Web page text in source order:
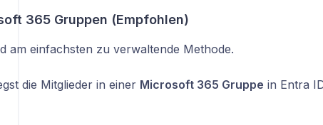
365 Gruppen (Empfohlen)
am einfachsten zu verwaltende Methode.
die Mitglieder in einer Microsoft 365 Gruppe in Entra